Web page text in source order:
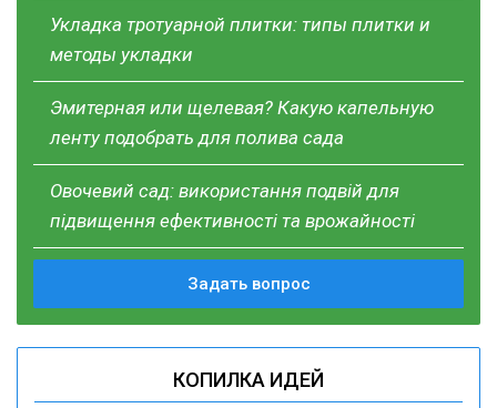
Укладка тротуарной плитки: типы плитки и
методы укладки
Эмитерная или щелевая? Какую капельную
ленту подобрать для полива сада
Овочевий сад: використання подвій для
підвищення ефективності та врожайності
Задать вопрос
КОПИЛКА ИДЕЙ